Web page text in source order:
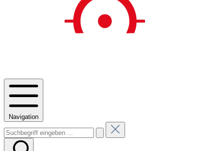
Navigation